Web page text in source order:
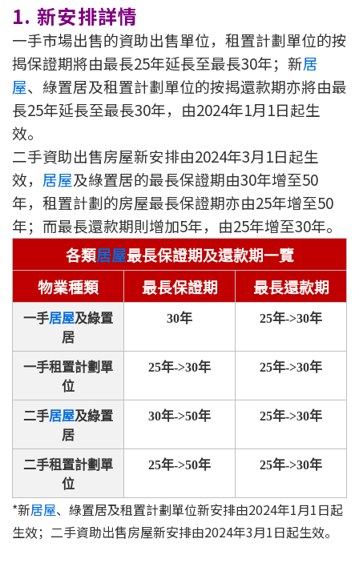
轉按計算
置業預算
供款年期計算
工商舖按揭計算
印花稅計算
免費物業估價
下載中心
按揭全面睇
新聞/研究
公司動態
按市新聞
統計數據庫
按揭快趣智識
按揭智庫
1. 新安排詳情
一手市場出售的資助出售單位，租置計劃單位的按
揭保證期將由最長25年延長至最長30年；新居
屋、綠置居及租置計劃單位的按揭還款期亦將由最
長25年延長至最長30年，由2024年1月1日起生
效。
二手資助出售房屋新安排由2024年3月1日起生
效， 居屋及綠置居的最長保證期由30年增至50
年，租置計劃的房屋最長保證期亦由25年增至50
年；而最長還款期則增加5年，由25年增至30年。
各類居屋最長保證期及還款期一覽
物業種類
最長保證期 最長還款期
一手居屋及綠置
居
30年 25年->30年
一手租置計劃單
位
25年->30年 25年->30年
二手居屋及綠置
居
30年->50年 25年->30年
二手租置計劃單
位
25年->50年 25年->30年
*新居屋、綠置居及租置計劃單位新安排由2024年1月1日起
生效；二手資助出售房屋新安排由2024年3月1日起生效。